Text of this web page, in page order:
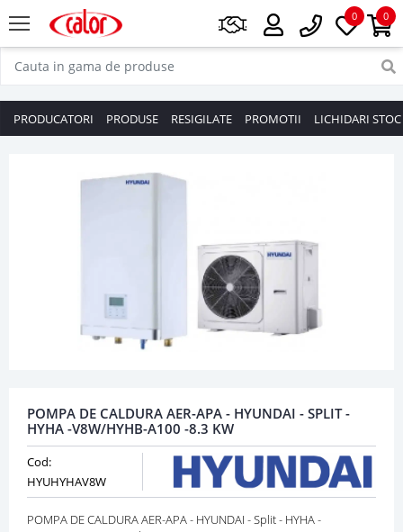
0
0
PRODUCATORI PRODUSE RESIGILATE PROMOTII LICHIDARI STOC
POMPA DE CALDURA AER-APA - HYUNDAI - SPLIT -
HYHA -V8W/HYHB-A100 -8.3 KW
Cod:
HYUHYHAV8W
POMPA DE CALDURA AER-APA - HYUNDAI - Split - HYHA -